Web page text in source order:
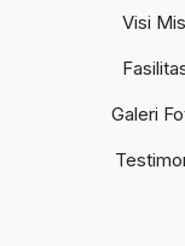
Visi
Galeri